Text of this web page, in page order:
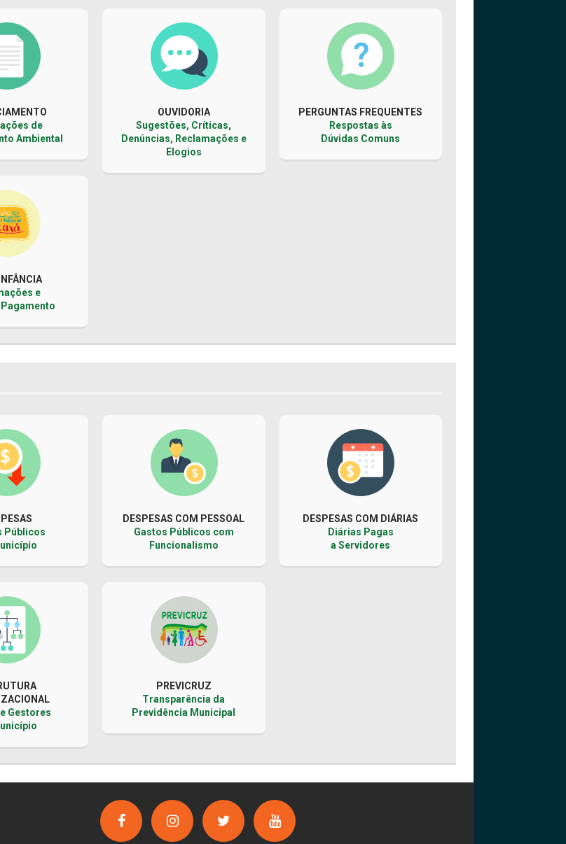
de
Ambiental
e
Pagamento
OUVIDORIA
Sugestões, Críticas,
Denúncias, Reclamações e
Elogios
PERGUNTAS FREQUENTES
Respostas às
Dúvidas Comuns
Públicos
Gestores
DESPESAS COM PESSOAL
Gastos Públicos com
Funcionalismo
PREVICRUZ
Transparência da
Previdência Municipal
DESPESAS COM DIÁRIAS
Diárias Pagas
a Servidores